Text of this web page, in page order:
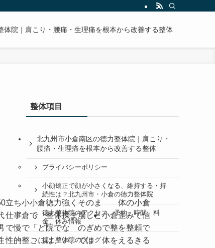
体院｜肩こり・腰痛・生理痛を根本から改善する整体
立ち
仕事
で慢
性的
小
倉
で
整
小倉
で
「ど
こに
徳力
整体
院で
は、
強く
揉ま
な
い、
その
場し
のぎ
では
ま
と
め
小倉
で整
体を
体の
歪み
を整
える
小倉
で信
頼で
きる
整体項目
北九州市小倉南区の徳力整体院｜肩こり・
腰痛・生理痛を根本から改善する整体
プライバシーポリシー
小顔矯正で顔が小さくなる、維持する・持
続性は？北九州市・小倉の徳力整体院
徳力整体院のアクセス、予約、時間、料
金、休み情報
徳力整体院のブログ